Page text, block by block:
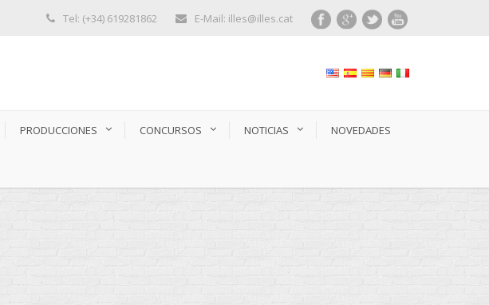
Tel: (+34) 619281862 E-Mail: illes@illes.cat
PRODUCCIONES CONCURSOS NOTICIAS NOVEDADES